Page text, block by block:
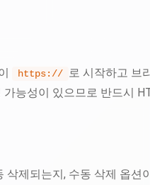
https:// 로 시작하고 브
능성이 있으므로 반드시
제되는지, 수동 삭제 옵션